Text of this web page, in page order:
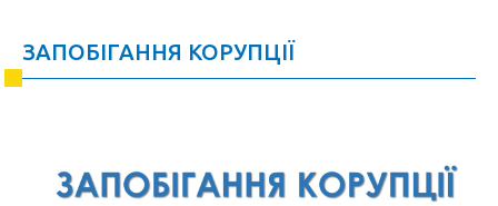
ЗАПОБІГАННЯ КОРУПЦІЇ